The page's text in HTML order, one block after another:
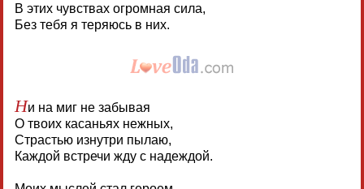
В этих чувствах огромная сила,
Без тебя я теряюсь в них.
Ни на миг не забывая
О твоих касаньях нежных,
Страстью изнутри пылаю,
Каждой встречи жду с надеждой.